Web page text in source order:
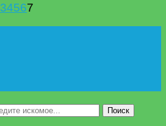
34567
Поиск